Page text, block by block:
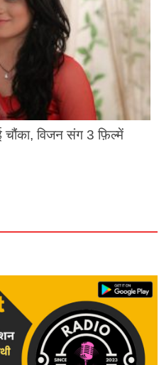
चौंका, विजन संग 3 फ़िल्में